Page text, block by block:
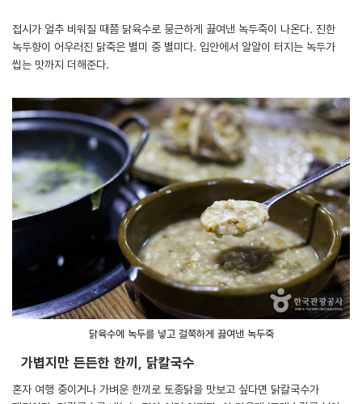
접시가 얼추 비워질 때쯤 닭육수로 뭉근하게 끓여낸 녹두죽이 나온다. 진한
녹두향이 어우러진 닭죽은 별미 중 별미다. 입안에서 알알이 터지는 녹두가
씹는 맛까지 더해준다.
닭육수에 녹두를 넣고 걸쭉하게 끓여낸 녹두죽
가볍지만 든든한 한끼, 닭칼국수
혼자 여행 중이거나 가벼운 한끼로 토종닭을 맛보고 싶다면 닭칼국수가